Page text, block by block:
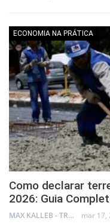
ECONOMIA NA PRÁTICA
Como declarar
2026: Guia
MAX KALLEB - TRADER mar 17,